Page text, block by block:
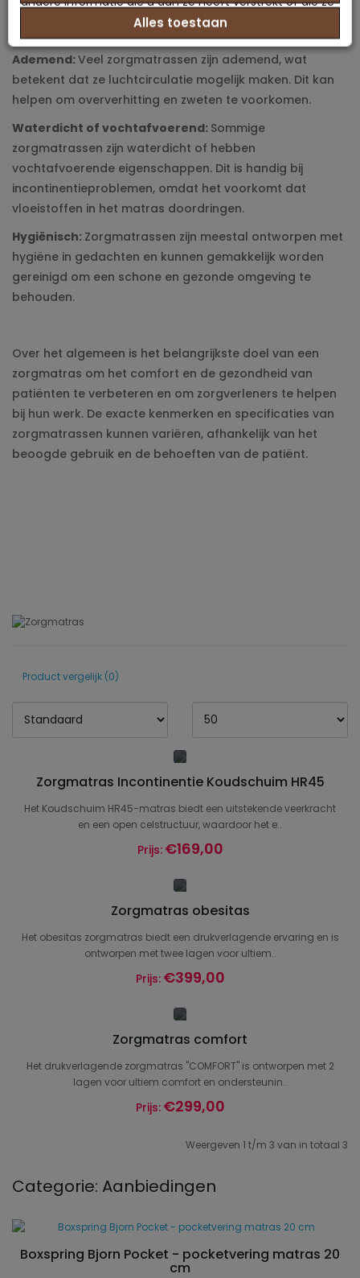
een veelvoorkomend probleem is bij langdurig
bedlegerige patiënten.
Ademend: Veel zorgmatrassen zijn ademend, wat
betekent dat ze luchtcirculatie mogelijk maken. Dit kan
helpen om oververhitting en zweten te voorkomen.
Waterdicht of vochtafvoerend: Sommige
zorgmatrassen zijn waterdicht of hebben
vochtafvoerende eigenschappen. Dit is handig bij
incontinentieproblemen, omdat het voorkomt dat
vloeistoffen in het matras doordringen.
Hygiënisch: Zorgmatrassen zijn meestal ontworpen met
hygiëne in gedachten en kunnen gemakkelijk worden
gereinigd om een schone en gezonde omgeving te
behouden.
Over het algemeen is het belangrijkste doel van een
zorgmatras om het comfort en de gezondheid van
patiënten te verbeteren en om zorgverleners te helpen
bij hun werk. De exacte kenmerken en specificaties van
zorgmatrassen kunnen variëren, afhankelijk van het
beoogde gebruik en de behoeften van de patiënt.
Product vergelijk (0)
Zorgmatras Incontinentie Koudschuim HR45
Het Koudschuim HR45-matras biedt een uitstekende veerkracht
en een open celstructuur, waardoor het e..
Prijs: €169,00
Zorgmatras obesitas
Het obesitas zorgmatras biedt een drukverlagende ervaring en is
ontworpen met twee lagen voor ultiem..
Prijs: €399,00
Zorgmatras comfort
Het drukverlagende zorgmatras "COMFORT" is ontworpen met 2
lagen voor ultiem comfort en ondersteunin..
Prijs: €299,00
Weergeven 1 t/m 3 van in totaal 3
Categorie: Aanbiedingen
Boxspring Bjorn Pocket - pocketvering matras 20
cm
hebben verzameld op basis van uw gebruik van hun
services.
Alles toestaan